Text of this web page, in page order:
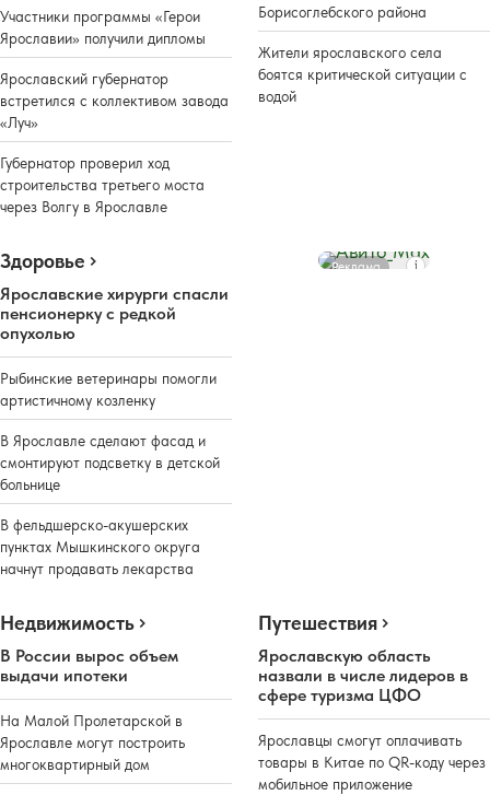
Участники программы «Герои
Ярославии» получили дипломы
Ярославский губернатор
встретился с коллективом завода
«Луч»
Губернатор проверил ход
строительства третьего моста
через Волгу в Ярославле
Борисоглебского района
Жители ярославского села
боятся критической ситуации с
водой
Здоровье
Ярославские хирурги спасли
пенсионерку с редкой
опухолью
Рыбинские ветеринары помогли
артистичному козленку
В Ярославле сделают фасад и
смонтируют подсветку в детской
больнице
В фельдшерско-акушерских
пунктах Мышкинского округа
начнут продавать лекарства
Реклама
Недвижимость
В России вырос объем
выдачи ипотеки
На Малой Пролетарской в
Ярославле могут построить
многоквартирный дом
Путешествия
Ярославскую область
назвали в числе лидеров в
сфере туризма ЦФО
Ярославцы смогут оплачивать
товары в Китае по QR-коду через
мобильное приложение